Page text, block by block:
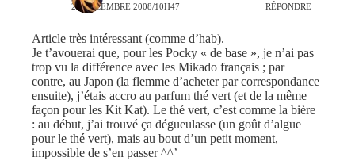
27 DÉCEMBRE 2008/10H47 RÉPONDRE
Article très intéressant (comme d’hab).
Je t’avouerai que, pour les Pocky « de base », je n’ai pas
trop vu la différence avec les Mikado français ; par
contre, au Japon (la flemme d’acheter par correspondance
ensuite), j’étais accro au parfum thé vert (et de la même
façon pour les Kit Kat). Le thé vert, c’est comme la bière
: au début, j’ai trouvé ça dégueulasse (un goût d’algue
pour le thé vert), mais au bout d’un petit moment,
impossible de s’en passer ^^’